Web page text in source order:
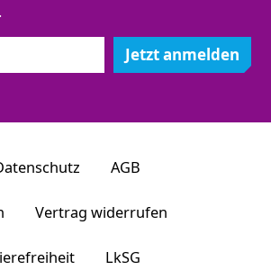
Jetzt anmelden
AGB
Vertrag widerrufen
LkSG